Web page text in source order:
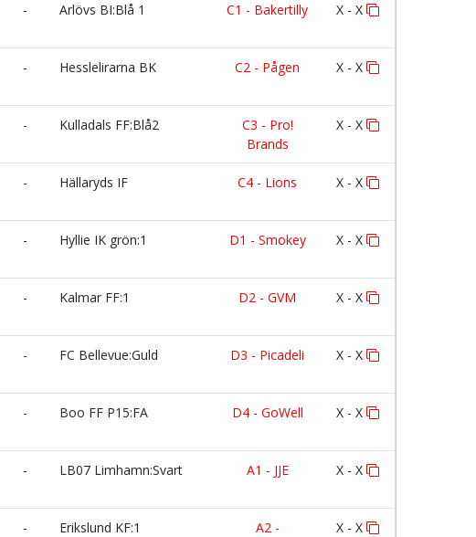
- Arlövs BI:Blå 1 C1 - Bakertilly X - X
- Hesslelirarna BK C2 - Pågen X - X
- Kulladals FF:Blå2
C3 - Pro!
Brands
X - X
- Hällaryds IF C4 - Lions X - X
- Hyllie IK grön:1 D1 - Smokey X - X
- Kalmar FF:1 D2 - GVM X - X
- FC Bellevue:Guld D3 - Picadeli X - X
- Boo FF P15:FA D4 - GoWell X - X
- LB07 Limhamn:Svart A1 - JJE X - X
- Erikslund KF:1
A2 -
X - X